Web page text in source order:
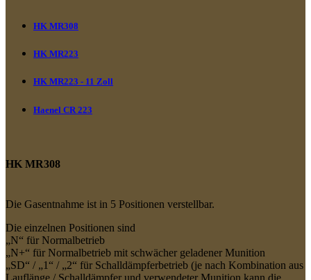
HK MR308
HK MR223
HK MR223 - 11 Zoll
Haenel CR 223
HK MR308
Die Gasentnahme ist in 5 Positionen verstellbar.
Die einzelnen Positionen sind
„N“ für Normalbetrieb
„N+“ für Normalbetrieb mit schwächer geladener Munition
„SD“ / „1“ / „2“ für Schalldämpferbetrieb (je nach Kombination aus